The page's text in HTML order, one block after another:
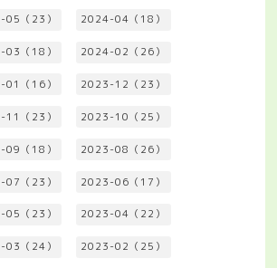
（23） 2024-04（18）
（18） 2024-02（26）
（16） 2023-12（23）
（23） 2023-10（25）
（18） 2023-08（26）
（23） 2023-06（17）
（23） 2023-04（22）
（24） 2023-02（25）